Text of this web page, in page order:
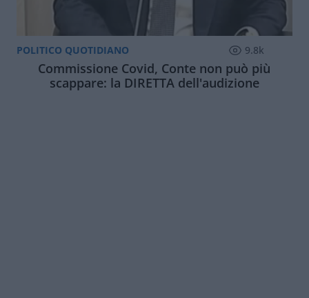
POLITICO QUOTIDIANO 9.8k
Commissione Covid, Conte non può più
scappare: la DIRETTA dell'audizione